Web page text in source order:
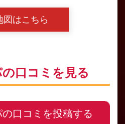
図はこちら
口コミを見る
口コミを投稿する